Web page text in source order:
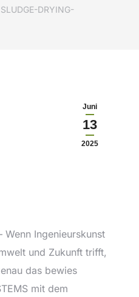
DRYING-
Juni
13
2025
Wenn Ingenieurskunst
und Zukunft trifft,
das bewies
mit dem